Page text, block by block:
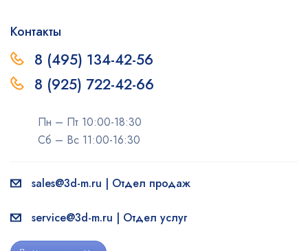
Контакты
8 (495) 134-42-56
8 (925) 722-42-66
Пн – Пт 10:00-18:30
Сб – Вс 11:00-16:30
sales@3d-m.ru | Отдел продаж
service@3d-m.ru | Отдел услуг